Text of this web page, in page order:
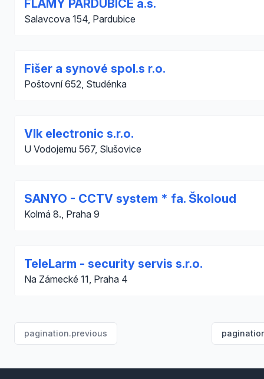
FLAMY PARDUBICE a.s.
Salavcova 154, Pardubice
Fišer a synové spol.s r.o.
Poštovní 652, Studénka
Vlk electronic s.r.o.
U Vodojemu 567, Slušovice
SANYO - CCTV system * fa. Školoud
Kolmá 8., Praha 9
TeleLarm - security servis s.r.o.
Na Zámecké 11, Praha 4
pagination.previous